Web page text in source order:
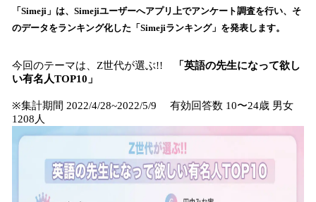
を
読
み
中
す
「Simeji」は、Simejiユーザーへアプリ上でアンケート調査を行い、そ
のデータをランキング化した「Simejiランキング」を発表します。
今回のテーマは、Z世代が選ぶ!! 「 英語の先生になって欲し
い有名人TOP10 」
※集計期間 2022/4/28~2022/5/9 有効回答数 10〜24歳 男女
1208人